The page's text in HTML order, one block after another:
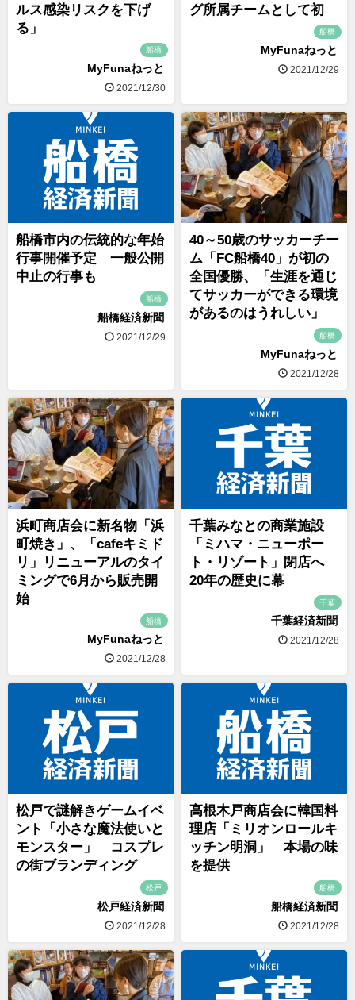
ルス感染リスクを下げ
る」
船橋
MyFunaねっと
2021/12/30
グ所属チームとして初
船橋
MyFunaねっと
2021/12/29
船橋市内の伝統的な年始
行事開催予定 一般公開
中止の行事も
船橋
船橋経済新聞
2021/12/29
40～50歳のサッカーチー
ム「FC船橋40」が初の
全国優勝、「生涯を通じ
てサッカーができる環境
があるのはうれしい」
船橋
MyFunaねっと
2021/12/28
浜町商店会に新名物「浜
町焼き」、「cafeキミド
リ」リニューアルのタイ
ミングで6月から販売開
始
船橋
MyFunaねっと
2021/12/28
千葉みなとの商業施設
「ミハマ・ニューポー
ト・リゾート」閉店へ
20年の歴史に幕
千葉
千葉経済新聞
2021/12/28
松戸で謎解きゲームイベ
ント「小さな魔法使いと
モンスター」 コスプレ
の街ブランディング
松戸
松戸経済新聞
2021/12/28
高根木戸商店会に韓国料
理店「ミリオンロールキ
ッチン明洞」 本場の味
を提供
船橋
船橋経済新聞
2021/12/28